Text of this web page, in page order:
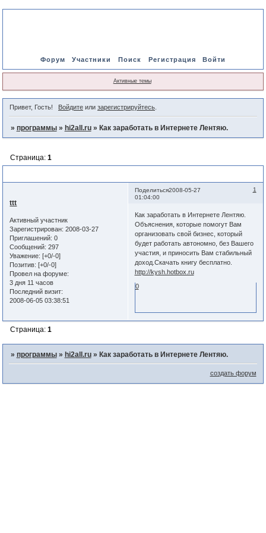
Форум Участники Поиск Регистрация Войти
Активные темы
Привет, Гость! Войдитеили зарегистрируйтесь.
» программы » hi2all.ru » Как заработать в Интернете Лентяю.
Страница: 1
Поделиться 1
2008-05-27
01:04:00
ttt
Активный участник
Зарегистрирован: 2008-03-27
Приглашений: 0
Сообщений: 297
Уважение: [+0/-0]
Позитив: [+0/-0]
Провел на форуме:
3 дня 11 часов
Последний визит:
2008-06-05 03:38:51
Как заработать в Интернете Лентяю.
Объяснения, которые помогут Вам
организовать свой бизнес, который
будет работать автономно, без Вашего
участия, и приносить Вам стабильный
доход.Скачать книгу бесплатно.
http://kysh.hotbox.ru
0
Страница: 1
» программы » hi2all.ru » Как заработать в Интернете Лентяю.
создать форум